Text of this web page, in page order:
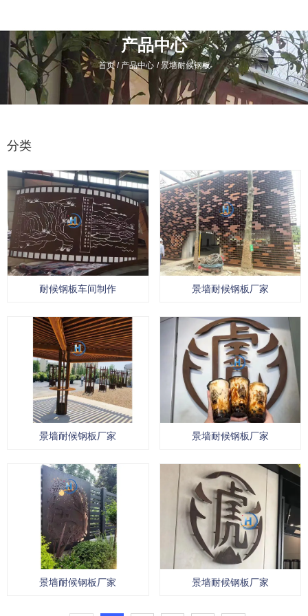
产品中心
首页/ 产品中心 /景墙耐候钢板
分类
耐候钢板车间制作 景墙耐候钢板厂家
景墙耐候钢板厂家 景墙耐候钢板厂家
景墙耐候钢板厂家 景墙耐候钢板厂家